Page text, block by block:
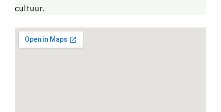
cultuur.